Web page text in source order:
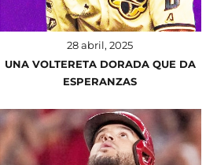
28 abril, 2025
UNA VOLTERETA DORADA QUE DA
ESPERANZAS